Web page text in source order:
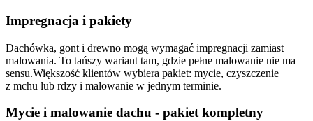
Impregnacja i pakiety
Dachówka, gont i drewno mogą wymagać impregnacji zamiast
malowania. To tańszy wariant tam, gdzie pełne malowanie nie ma
sensu. Większość klientów wybiera pakiet: mycie, czyszczenie
z mchu lub rdzy i malowanie w jednym terminie.
Mycie i malowanie dachu - pakiet kompletny